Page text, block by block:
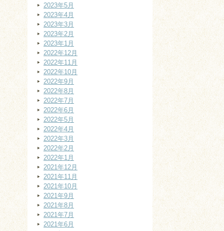
2023年5月
2023年4月
2023年3月
2023年2月
2023年1月
2022年12月
2022年11月
2022年10月
2022年9月
2022年8月
2022年7月
2022年6月
2022年5月
2022年4月
2022年3月
2022年2月
2022年1月
2021年12月
2021年11月
2021年10月
2021年9月
2021年8月
2021年7月
2021年6月